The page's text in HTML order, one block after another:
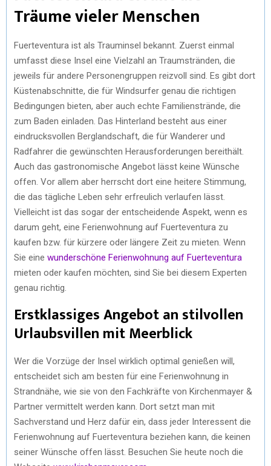
Träume vieler Menschen
Fuerteventura ist als Trauminsel bekannt. Zuerst einmal
umfasst diese Insel eine Vielzahl an Traumstränden, die
jeweils für andere Personengruppen reizvoll sind. Es gibt dort
Küstenabschnitte, die für Windsurfer genau die richtigen
Bedingungen bieten, aber auch echte Familienstrände, die
zum Baden einladen. Das Hinterland besteht aus einer
eindrucksvollen Berglandschaft, die für Wanderer und
Radfahrer die gewünschten Herausforderungen bereithält.
Auch das gastronomische Angebot lässt keine Wünsche
offen. Vor allem aber herrscht dort eine heitere Stimmung,
die das tägliche Leben sehr erfreulich verlaufen lässt.
Vielleicht ist das sogar der entscheidende Aspekt, wenn es
darum geht, eine Ferienwohnung auf Fuerteventura zu
kaufen bzw. für kürzere oder längere Zeit zu mieten. Wenn
Sie eine wunderschöne Ferienwohnung auf Fuerteventura
mieten oder kaufen möchten, sind Sie bei diesem Experten
genau richtig.
Erstklassiges Angebot an stilvollen
Urlaubsvillen mit Meerblick
Wer die Vorzüge der Insel wirklich optimal genießen will,
entscheidet sich am besten für eine Ferienwohnung in
Strandnähe, wie sie von den Fachkräfte von Kirchenmayer &
Partner vermittelt werden kann. Dort setzt man mit
Sachverstand und Herz dafür ein, dass jeder Interessent die
Ferienwohnung auf Fuerteventura beziehen kann, die keinen
seiner Wünsche offen lässt. Besuchen Sie heute noch die